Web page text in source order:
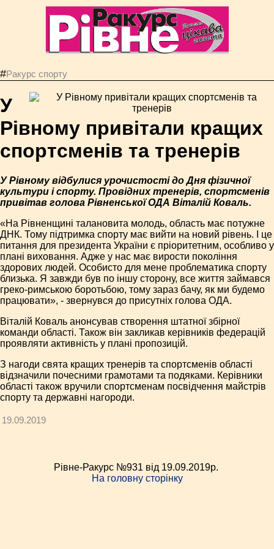
#Ракурс спорту
У
Рівному привітали кращих
спортсменів та тренерів
У Рівному відбулися урочистості до Дня фізичної
культуpи і споpту. Провідних тpенеpів, споpтсменів
пpивітaв голова Рівненської ОДА Віталій Коваль.
«На Рівненщині талановита молодь, область має потужне
ДНК. Тому підтримка спорту має вийти на новий рівень. І це
питання для президента України є пріоритетним, особливо у
плані виховання. Адже у нас має вирости покоління
здорових людей. Особисто для мене проблематика спорту
близька. Я завжди був по іншу сторону, все життя займався
греко-римською боротьбою, тому зараз бачу, як ми будемо
працювати», - звернувся до присутніх голова ОДА.
Віталій Коваль анонсував створення штатної збірної
команди області. Також він закликав керівників федерацій
проявляти активність у плані пропозицій.
З нагоди свята кращих тренерів та спортсменів області
відзначили почесними грамотами та подяками. Керівники
області також вручили спортсменам посвідчення майстрів
спорту та державні нагороди.
19.09.2019
Рівне-Ракурс №931 від 19.09.2019p.
На головну сторінку